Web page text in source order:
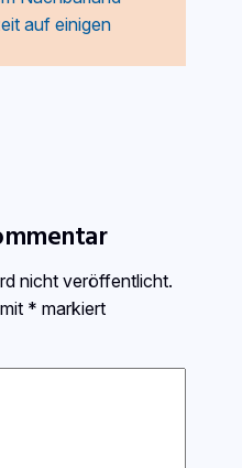
auf einigen
nicht veröffentlicht.
* markiert